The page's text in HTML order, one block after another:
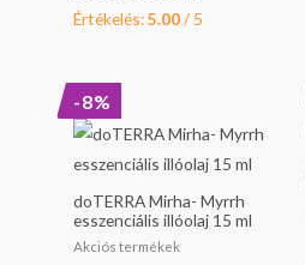
Értékelés:5.00/ 5
-8%
doTERRA Mirha- Myrrh
esszenciális illóolaj 15 ml
Akciós termékek
was:
990 Ft.
is:
890 Ft.